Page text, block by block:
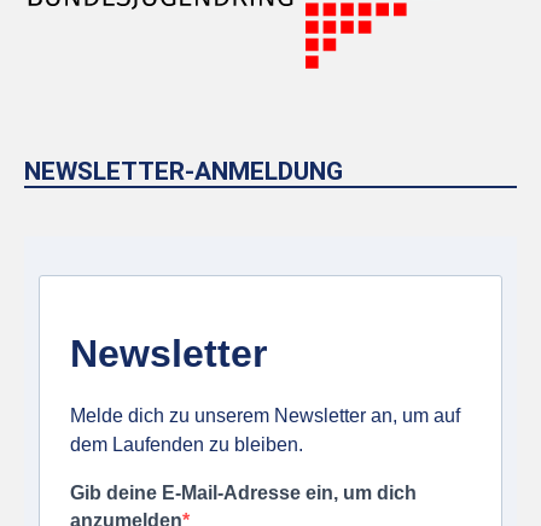
NEWSLETTER-ANMELDUNG
Newsletter
Melde dich zu unserem Newsletter an, um auf
dem Laufenden zu bleiben.
Gib deine E-Mail-Adresse ein, um dich
anzumelden